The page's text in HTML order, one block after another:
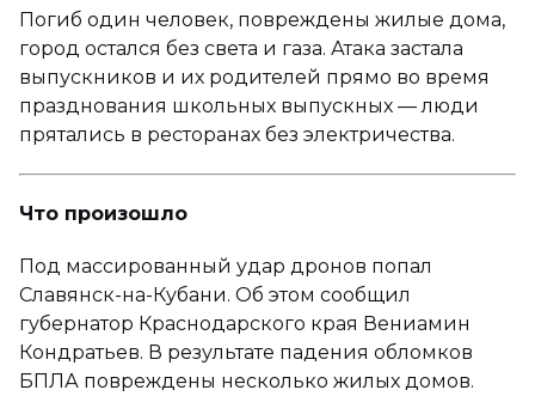
Погиб один человек, повреждены жилые дома,
город остался без света и газа. Атака застала
выпускников и их родителей прямо во время
празднования школьных выпускных — люди
прятались в ресторанах без электричества.
Что произошло
Под массированный удар дронов попал
Славянск-на-Кубани. Об этом сообщил
губернатор Краснодарского края Вениамин
Кондратьев. В результате падения обломков
БПЛА повреждены несколько жилых домов.